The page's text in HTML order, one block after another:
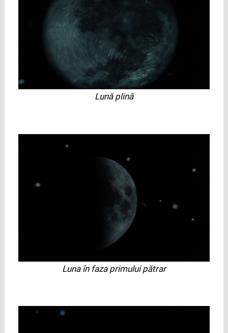
Lună plină
Luna în faza primului pătrar